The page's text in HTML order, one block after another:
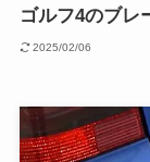
ゴルフ4のブレ
2025/02/06